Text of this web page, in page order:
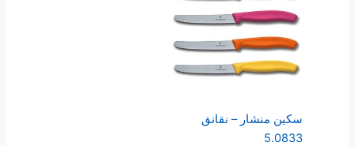
سكين منشار – نقانق
5.0833